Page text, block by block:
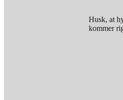
Husk, at
kommer